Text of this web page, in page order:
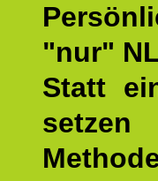
"nur"
Statt